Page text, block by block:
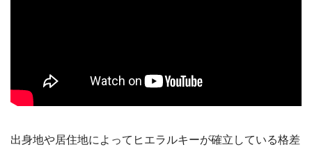
出身地や居住地によってヒエラルキーが確立している格差